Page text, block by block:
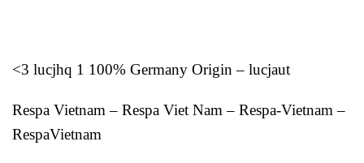
<3 lucjhq 1 100% Germany Origin – lucjaut
Respa Vietnam – Respa Viet Nam – Respa-Vietnam –
RespaVietnam